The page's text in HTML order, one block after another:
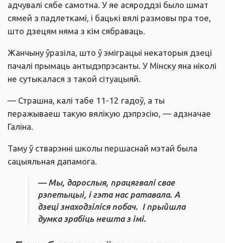
адчувалі сябе самотна. У яе асяроддзі было шмат
сямей з падлеткамі, і бацькі вялі размовы пра тое,
што дзецям няма з кім сябраваць.
Жанчыну ўразіла, што ў эміграцыі некаторыя дзеці
пачалі прымаць антыдэпрэсанты. У Мінску яна ніколі
не сутыкалася з такой сітуацыяй.
— Страшна, калі табе 11-12 гадоў, а ты
перажываеш такую вялікую дэпрэсію, — адзначае
Галіна.
Таму ў стварэнні школы першаснай мэтай была
сацыяльная дапамога.
— Мы, дарослыя, працягвалі свае
рэпетыцыі, і гэта нас ратавала. А
дзеці знаходзіліся побач. І прыйшла
думка зрабіць нешта з імі.